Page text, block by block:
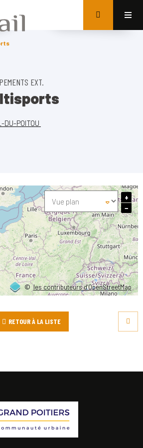
EXT.
DU-POITOU
©les contributeurs d’OpenStreetMap
+
−
RETOUR À LA LISTE